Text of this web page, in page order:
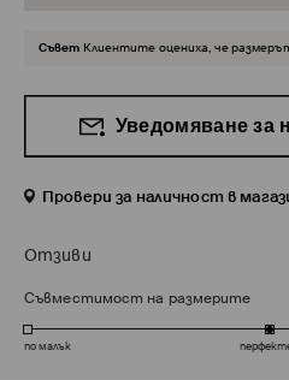
Съвет Клиентите оцениха, че
Уведомяване за
Провери за наличност в
Отзиви
Съвместимост на размерите
по малък